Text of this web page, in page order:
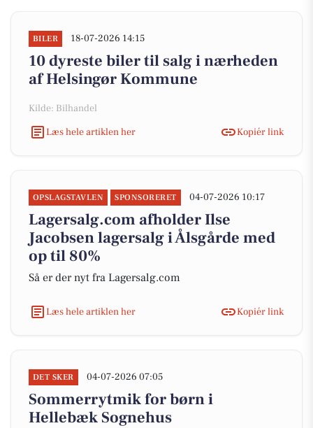
BILER 18-07-2026 14:15
10 dyreste biler til salg i nærheden
af Helsingør Kommune
Kilde: Bilhandel
Læs hele artiklen her
Kopiér link
OPSLAGSTAVLEN SPONSORERET 04-07-2026 10:17
Lagersalg.com afholder Ilse
Jacobsen lagersalg i Ålsgårde med
op til 80%
Så er der nyt fra Lagersalg.com
Læs hele artiklen her Kopiér link
DET SKER 04-07-2026 07:05
Sommerrytmik for børn i
Hellebæk Sognehus